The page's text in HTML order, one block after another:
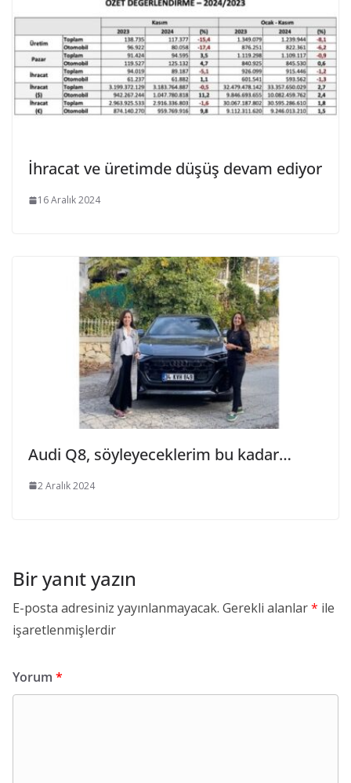
İhracat ve üretimde düşüş devam ediyor
16 Aralık 2024
Audi Q8, söyleyeceklerim bu kadar…
2 Aralık 2024
Bir yanıt yazın
E-posta adresiniz yayınlanmayacak. Gerekli alanlar* ile
işaretlenmişlerdir
Yorum *